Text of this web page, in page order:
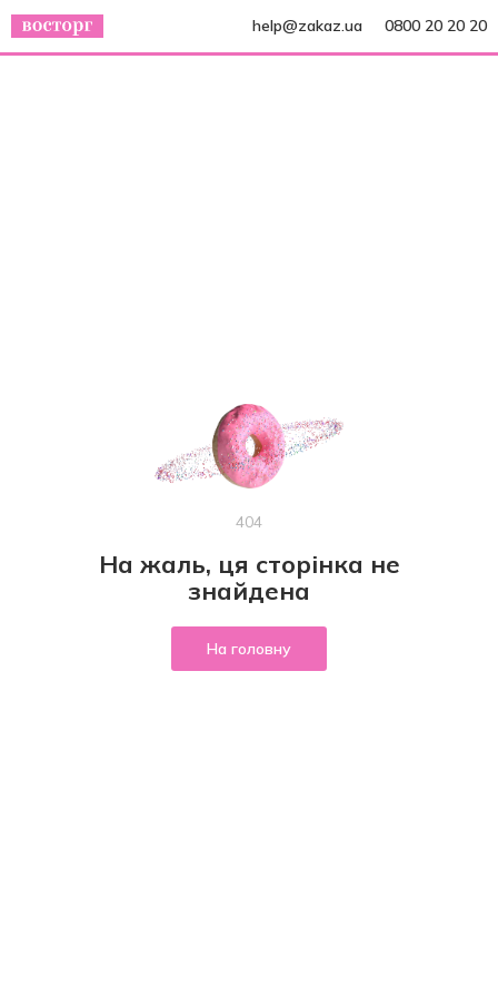
help@zakaz.ua 0800 20 20 20
404
На жаль, ця сторінка не
знайдена
На головну